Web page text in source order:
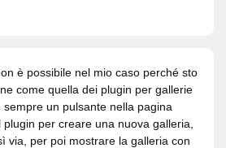
è possibile nel mio caso perché sto
come quella dei plugin per gallerie
un pulsante nella pagina
per creare una nuova galleria,
via, per poi mostrare la galleria con